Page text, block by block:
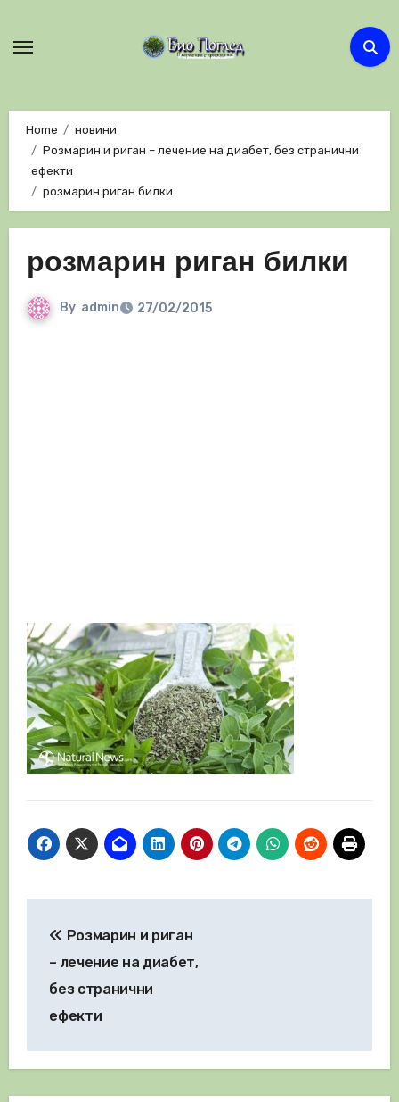
Home
новини
Розмарин и риган – лечение на диабет, без странични
ефекти
розмарин риган билки
розмарин риган билки
By admin 27/02/2015
Розмарин и риган
– лечение на диабет,
без странични
ефекти